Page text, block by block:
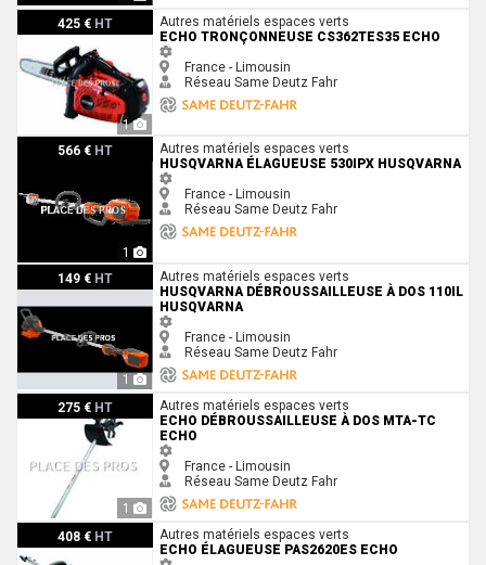
425 € HT
1
Echo Tronçonneuse CS362TES35 EchoAutres matériels espaces verts
ECHO TRONÇONNEUSE CS362TES35 ECHO
France - Limousin
Réseau Same Deutz Fahr
566 € HT
1
Husqvarna Élagueuse 530iPX Husqvarna
Autres matériels espaces verts
HUSQVARNA ÉLAGUEUSE 530IPX HUSQVARNA
France - Limousin
Réseau Same Deutz Fahr
149 € HT
1
Husqvarna Débroussailleuse à dos 110iL Husqvarna
Autres matériels espaces verts
HUSQVARNA DÉBROUSSAILLEUSE À DOS 110IL
HUSQVARNA
France - Limousin
Réseau Same Deutz Fahr
275 € HT
1
Echo Débroussailleuse à dos MTA-TC Echo
Autres matériels espaces verts
ECHO DÉBROUSSAILLEUSE À DOS MTA-TC
ECHO
France - Limousin
Réseau Same Deutz Fahr
408 € HT
Echo Élagueuse PAS2620ES EchoAutres matériels espaces verts
ECHO ÉLAGUEUSE PAS2620ES ECHO